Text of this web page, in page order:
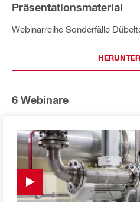
Präsentationsmaterial
Webinarreihe Sonderfälle
6 Webinare